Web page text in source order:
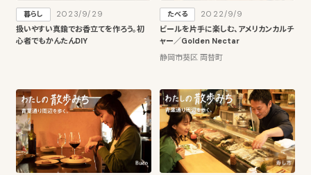
暮らし
2023/9/29
扱いやすい真鍮でお香立てを作ろう。初
心者でもかんたんDIY
たべる
2022/9/9
ビールを片手に楽しむ、アメリカンカルチ
ャー／Golden Nectar
静岡市葵区 両替町